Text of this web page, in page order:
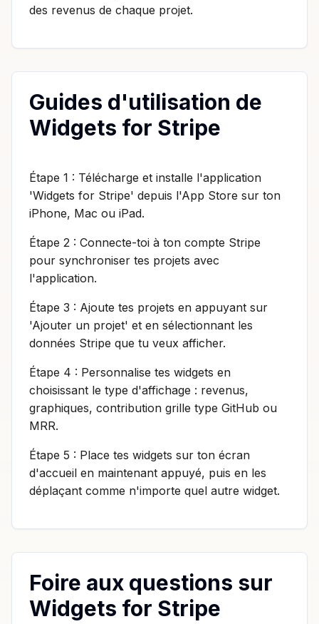
des revenus de chaque projet.
Guides d'utilisation de
Widgets for Stripe
Étape 1 : Télécharge et installe l'application
'Widgets for Stripe' depuis l'App Store sur ton
iPhone, Mac ou iPad.
Étape 2 : Connecte-toi à ton compte Stripe
pour synchroniser tes projets avec
l'application.
Étape 3 : Ajoute tes projets en appuyant sur
'Ajouter un projet' et en sélectionnant les
données Stripe que tu veux afficher.
Étape 4 : Personnalise tes widgets en
choisissant le type d'affichage : revenus,
graphiques, contribution grille type GitHub ou
MRR.
Étape 5 : Place tes widgets sur ton écran
d'accueil en maintenant appuyé, puis en les
déplaçant comme n'importe quel autre widget.
Foire aux questions sur
Widgets for Stripe